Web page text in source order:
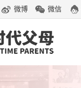
微博 微信